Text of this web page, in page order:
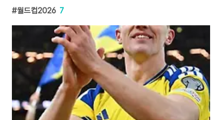
월드컵2026 7